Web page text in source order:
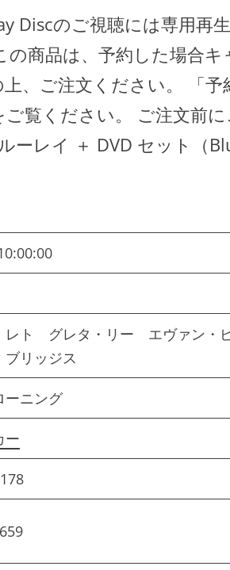
Discのご視聴には専用再
商品は、予約した場合
、ご注文ください。 「
覧ください。 ご注文前
ーレイ ＋ DVD セット（
レト グレタ・リー エヴァン・
リッジス
ーニング
ー